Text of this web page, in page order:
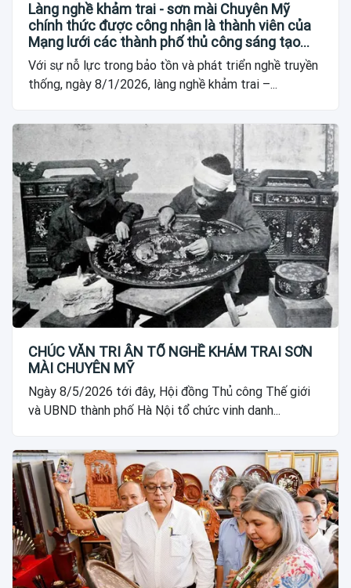
Làng nghề khảm trai - sơn mài Chuyên Mỹ
chính thức được công nhận là thành viên của
Mạng lưới các thành phố thủ công sáng tạo
thế giới
Với sự nỗ lực trong bảo tồn và phát triển nghề truyền
thống, ngày 8/1/2026, làng nghề khảm trai –...
CHÚC VĂN TRI ÂN TỔ NGHỀ KHẢM TRAI SƠN
MÀI CHUYÊN MỸ
Ngày 8/5/2026 tới đây, Hội đồng Thủ công Thế giới
và UBND thành phố Hà Nội tổ chức vinh danh...